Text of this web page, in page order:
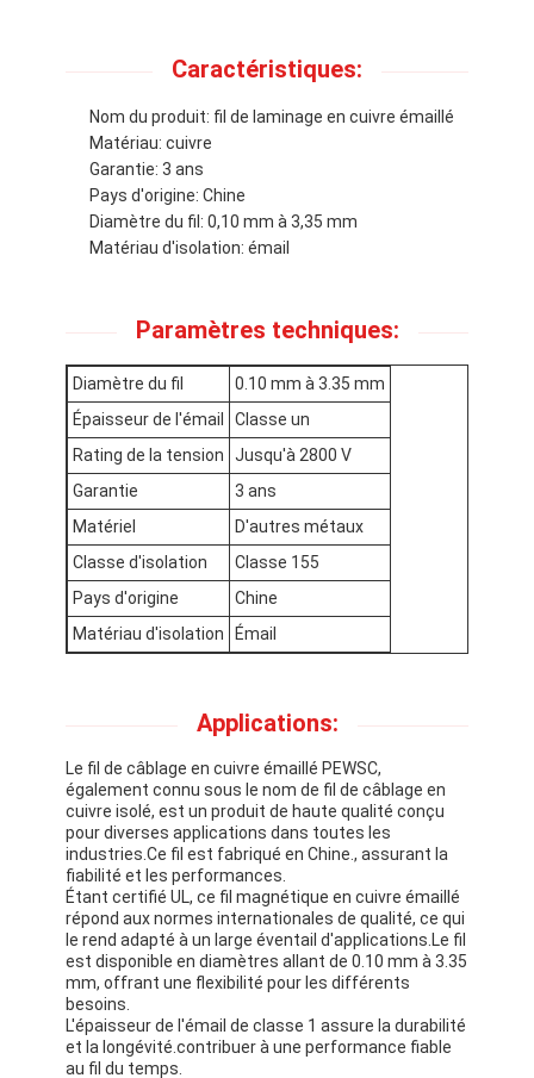
À la maison
Produits
Spectacle de réalité virtuelle
À propos de nous
Visite de l'usine
Nouvelles
Les affaires
Demandez un devis
fils ronds de cuivre émaillés
Fil de laminage en cuivre émaillé
Caractéristiques:
Nom du produit: fil de laminage en cuivre émaillé
Matériau: cuivre
Garantie: 3 ans
Pays d'origine: Chine
Diamètre du fil: 0,10 mm à 3,35 mm
Matériau d'isolation: émail
Paramètres techniques:
Diamètre du fil
0.10 mm à 3.35 mm
Épaisseur de l'émail
Classe un
Rating de la tension
Jusqu'à 2800 V
Garantie
3 ans
Matériel
D'autres métaux
Classe d'isolation
Classe 155
Pays d'origine
Chine
Matériau d'isolation
Émail
Applications:
Le fil de câblage en cuivre émaillé PEWSC,
également connu sous le nom de fil de câblage en
cuivre isolé, est un produit de haute qualité conçu
pour diverses applications dans toutes les
industries.Ce fil est fabriqué en Chine., assurant la
fiabilité et les performances.
Étant certifié UL, ce fil magnétique en cuivre émaillé
répond aux normes internationales de qualité, ce qui
le rend adapté à un large éventail d'applications.Le fil
est disponible en diamètres allant de 0.10 mm à 3.35
mm, offrant une flexibilité pour les différents
besoins.
L'épaisseur de l'émail de classe 1 assure la durabilité
et la longévité.contribuer à une performance fiable
au fil du temps.